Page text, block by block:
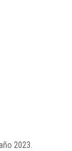
2023.